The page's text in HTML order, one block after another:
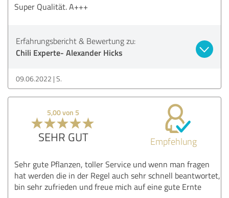
Super Qualität. A+++
Erfahrungsbericht & Bewertung zu:
Chili Experte- Alexander Hicks
09.06.2022 S.
5,00 von 5
SEHR GUT Empfehlung
Sehr gute Pflanzen, toller Service und wenn man fragen
hat werden die in der Regel auch sehr schnell beantwortet,
bin sehr zufrieden und freue mich auf eine gute Ernte